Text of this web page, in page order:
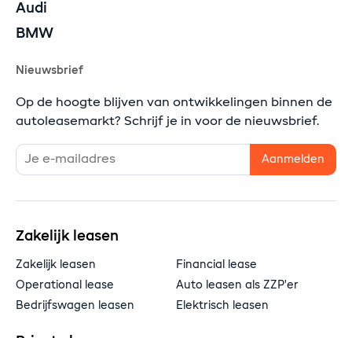
Audi
BMW
Nieuwsbrief
Op de hoogte blijven van ontwikkelingen binnen de
autoleasemarkt? Schrijf je in voor de nieuwsbrief.
Zakelijk leasen
Zakelijk leasen
Financial lease
Operational lease
Auto leasen als ZZP'er
Bedrijfswagen leasen
Elektrisch leasen